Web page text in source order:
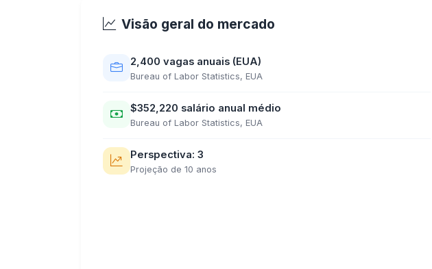
Visão geral do mercado
2,400 vagas anuais (EUA)
Bureau of Labor Statistics, EUA
$352,220 salário anual médio
Bureau of Labor Statistics, EUA
Perspectiva: 3
Projeção de 10 anos